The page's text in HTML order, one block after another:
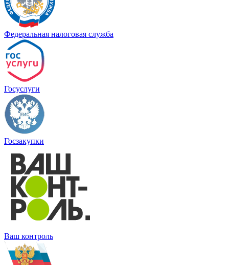
Федеральная налоговая служба
Госуслуги
Госзакупки
Ваш контроль